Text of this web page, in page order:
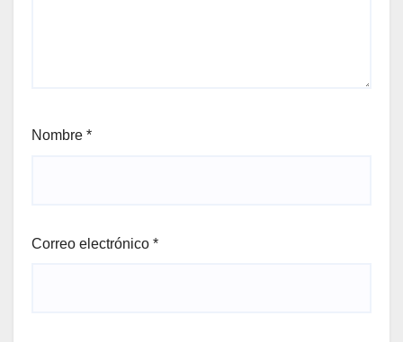
Nombre *
Correo electrónico *